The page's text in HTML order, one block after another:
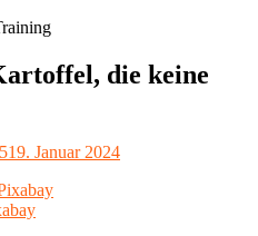
die keine
19. Januar 2024